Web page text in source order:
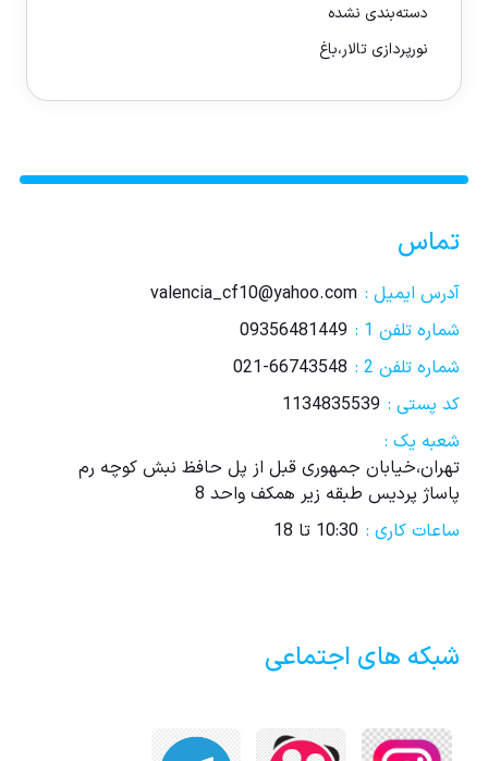
دسته‌بندی نشده
نورپردازی تالار،باغ
تماس
آدرس ایمیل : valencia_cf10@yahoo.com
شماره تلفن 1 :
09356481449
شماره تلفن 2 :
021-66743548
کد پستی : 1134835539
شعبه یک :
تهران،خیابان جمهوری قبل از پل حافظ نبش کوچه رم
پاساژ پردیس طبقه زیر همکف واحد 8
ساعات کاری : 10:30 تا 18
شبکه های اجتماعی